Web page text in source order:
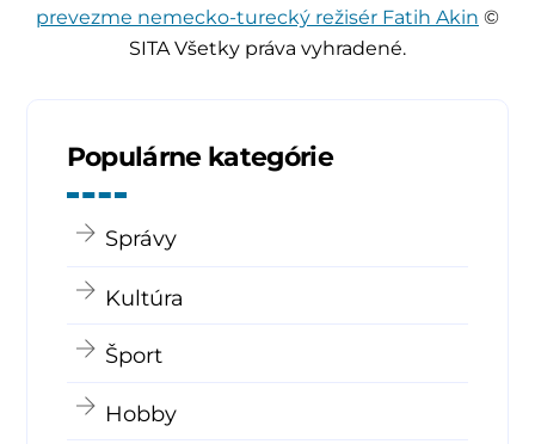
prevezme nemecko-turecký režisér Fatih Akin ©
SITA Všetky práva vyhradené.
Populárne kategórie
Správy
Kultúra
Šport
Hobby